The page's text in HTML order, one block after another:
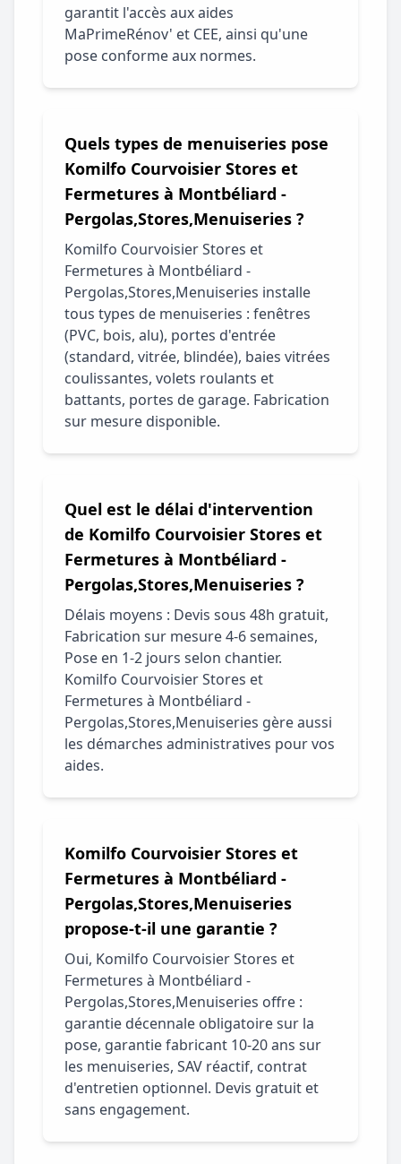
garantit l'accès aux aides
MaPrimeRénov' et CEE, ainsi qu'une
pose conforme aux normes.
Quels types de menuiseries pose
Komilfo Courvoisier Stores et
Fermetures à Montbéliard -
Pergolas,Stores,Menuiseries ?
Komilfo Courvoisier Stores et
Fermetures à Montbéliard -
Pergolas,Stores,Menuiseries installe
tous types de menuiseries : fenêtres
(PVC, bois, alu), portes d'entrée
(standard, vitrée, blindée), baies vitrées
coulissantes, volets roulants et
battants, portes de garage. Fabrication
sur mesure disponible.
Quel est le délai d'intervention
de Komilfo Courvoisier Stores et
Fermetures à Montbéliard -
Pergolas,Stores,Menuiseries ?
Délais moyens : Devis sous 48h gratuit,
Fabrication sur mesure 4-6 semaines,
Pose en 1-2 jours selon chantier.
Komilfo Courvoisier Stores et
Fermetures à Montbéliard -
Pergolas,Stores,Menuiseries gère aussi
les démarches administratives pour vos
aides.
Komilfo Courvoisier Stores et
Fermetures à Montbéliard -
Pergolas,Stores,Menuiseries
propose-t-il une garantie ?
Oui, Komilfo Courvoisier Stores et
Fermetures à Montbéliard -
Pergolas,Stores,Menuiseries offre :
garantie décennale obligatoire sur la
pose, garantie fabricant 10-20 ans sur
les menuiseries, SAV réactif, contrat
d'entretien optionnel. Devis gratuit et
sans engagement.